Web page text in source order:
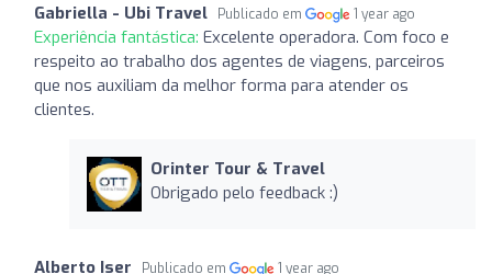
Gabriella - Ubi Travel Publicado em 1 year ago
Experiência fantástica: Excelente operadora. Com foco e
respeito ao trabalho dos agentes de viagens, parceiros
que nos auxiliam da melhor forma para atender os
clientes.
Orinter Tour & Travel
Obrigado pelo feedback :)
Alberto Iser Publicado em 1 year ago